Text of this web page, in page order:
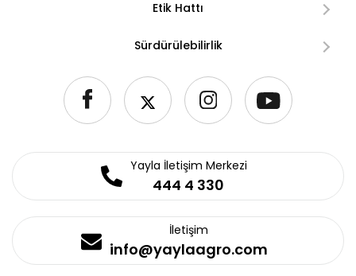
Etik Hattı
Sürdürülebilirlik
Yayla İletişim Merkezi
444 4 330
İletişim
info@yaylaagro.com